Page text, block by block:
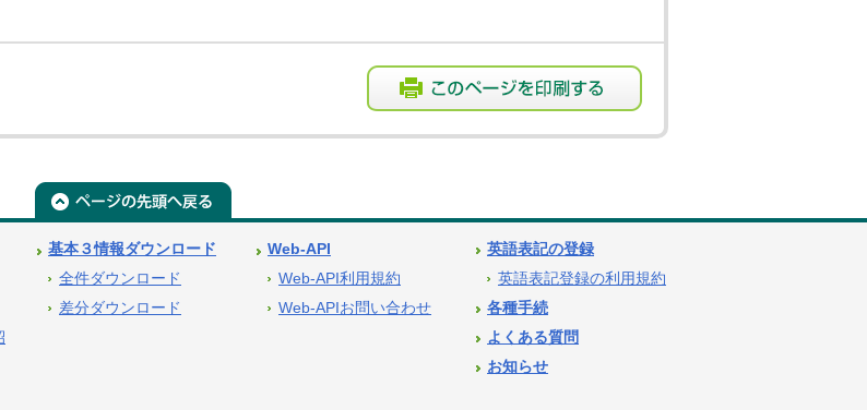
基本３情報ダウンロード
全件ダウンロード
差分ダウンロード
Web-API
Web-API利用規約
Web-APIお問い合わせ
英語表記の登録
英語表記登録の利用規約
各種手続
よくある質問
お知らせ